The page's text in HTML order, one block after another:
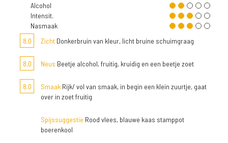
Alcohol
Intensit.
Nasmaak
8,0
Zicht Donkerbruin van kleur, licht bruine schuimgraag
8,0 Neus Beetje alcohol, fruitig, kruidig en een beetje zoet
8,0 Smaak Rijk/ vol van smaak, in begin een klein zuurtje, gaat
over in zoet fruitig
Spijssuggestie Rood vlees, blauwe kaas stamppot
boerenkool